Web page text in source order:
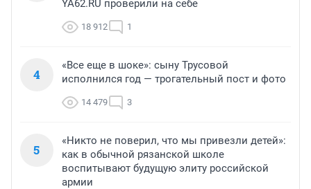
YA62.RU проверили на себе
18 912 1
4
«Все еще в шоке»: сыну Трусовой
исполнился год — трогательный пост и фото
14 479 3
5
«Никто не поверил, что мы привезли детей»:
как в обычной рязанской школе
воспитывают будущую элиту российской
армии